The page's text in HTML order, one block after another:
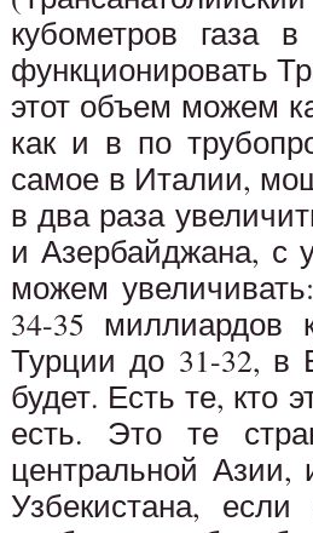
кубометров газа
функционировать
этот объем можем
как и в по
самое в Италии,
в два раза
и Азербайджана, с
можем
34-35 миллиардов
Турции до 31-32, в
будет. Есть те, кто
есть. Это те
центральной Азии,
Узбекистана,